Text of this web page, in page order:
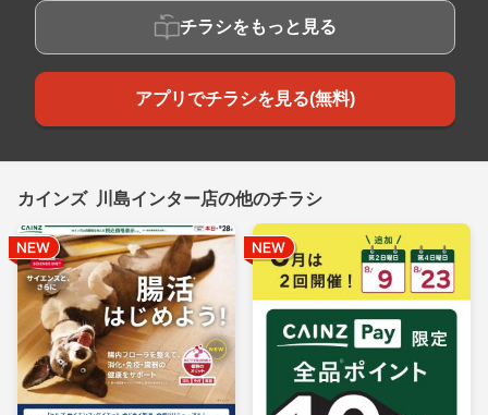
チラシをもっと見る
アプリでチラシを見る(無料)
カインズ 川島インター店の他のチラシ